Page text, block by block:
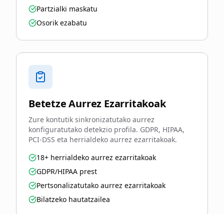
Partzialki maskatu
Osorik ezabatu
Betetze Aurrez Ezarritakoak
Zure kontutik sinkronizatutako aurrez
konfiguratutako detekzio profila. GDPR, HIPAA,
PCI-DSS eta herrialdeko aurrez ezarritakoak.
18+ herrialdeko aurrez ezarritakoak
GDPR/HIPAA prest
Pertsonalizatutako aurrez ezarritakoak
Bilatzeko hautatzailea